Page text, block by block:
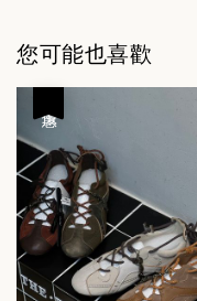
您可能也喜歡